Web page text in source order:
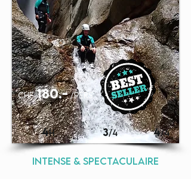
chf 180.- /pers.
4H3/44/4
intense & spectaculaire